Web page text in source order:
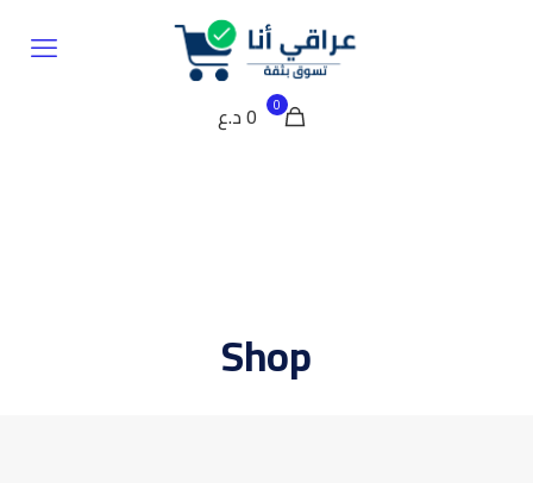
0 0 د.ع
Shop